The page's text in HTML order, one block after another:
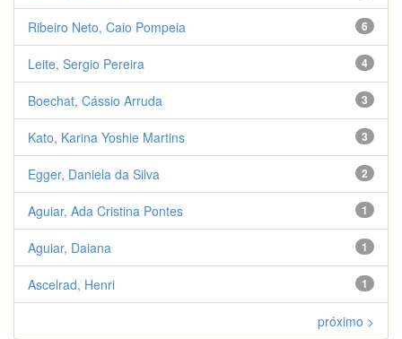
6
Ribeiro Neto, Caio Pompeia
4
Leite, Sergio Pereira
3
Boechat, Cássio Arruda
3
Kato, Karina Yoshie Martins
2
Egger, Daniela da Silva
1
Aguiar, Ada Cristina Pontes
1
Aguiar, Daiana
1
Ascelrad, Henri
próximo >